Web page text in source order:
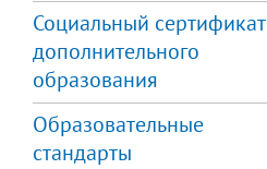
Социальный сертификат
дополнительного
образования
Образовательные
стандарты